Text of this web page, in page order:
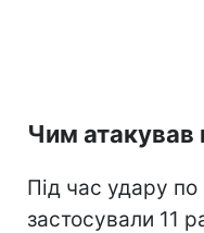
Чим атакував
Під час удару
застосували 11